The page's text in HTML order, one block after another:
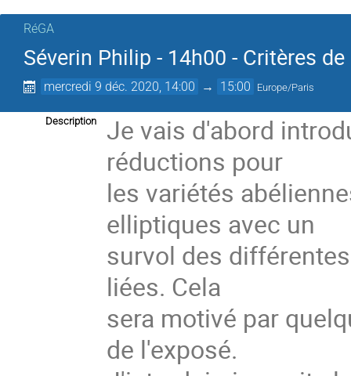
RéGA
Séverin Philip - 14h00 - Critères
mercredi 9 déc. 2020, 14:00 → 15:00 Europe/Paris
Description
Je vais d'abord
réductions pour
les variétés
elliptiques avec un
survol des
liées. Cela
sera motivé par
de l'exposé.